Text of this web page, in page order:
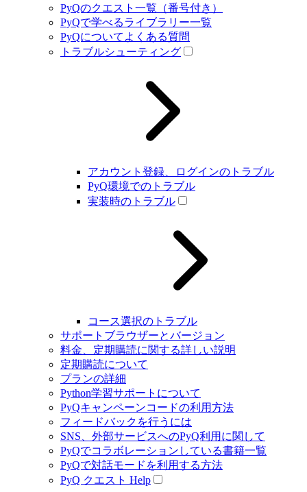
PyQのクエスト一覧（番号付き）
PyQで学べるライブラリー一覧
PyQについてよくある質問
トラブルシューティング
アカウント登録、ログインのトラブル
PyQ環境でのトラブル
実装時のトラブル
コース選択のトラブル
サポートブラウザーとバージョン
料金、定期購読に関する詳しい説明
定期購読について
プランの詳細
Python学習サポートについて
PyQキャンペーンコードの利用方法
フィードバックを行うには
SNS、外部サービスへのPyQ利用に関して
PyQでコラボレーションしている書籍一覧
PyQで対話モードを利用する方法
PyQ クエスト Help